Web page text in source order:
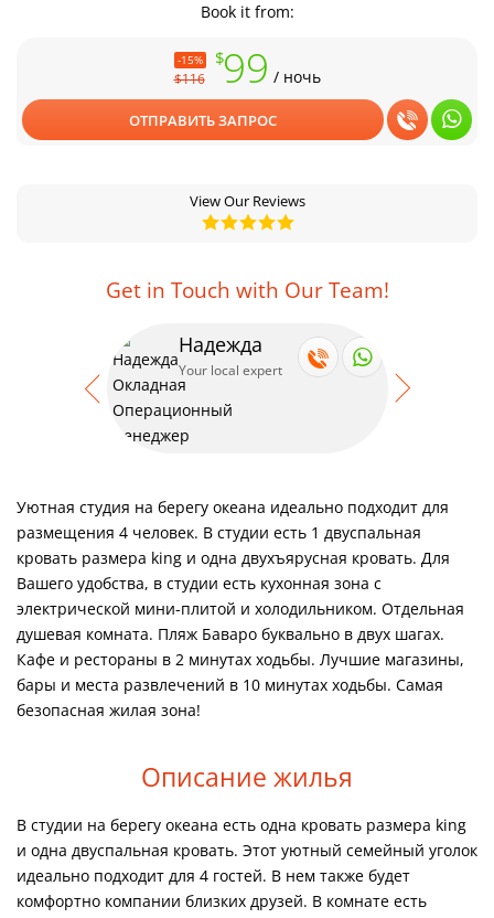
Book it from:
-15%
$116
$99 / ночь
ОТПРАВИТЬ ЗАПРОС
View Our Reviews
Get in Touch with Our Team!
Надежда
Your local expert
Уютная студия на берегу океана идеально подходит для
размещения 4 человек. В студии есть 1 двуспальная
кровать размера king и одна двухъярусная кровать. Для
Вашего удобства, в студии есть кухонная зона с
электрической мини-плитой и холодильником. Отдельная
душевая комната. Пляж Баваро буквально в двух шагах.
Кафе и рестораны в 2 минутах ходьбы. Лучшие магазины,
бары и места развлечений в 10 минутах ходьбы. Самая
безопасная жилая зона!
Описание жилья
В студии на берегу океана есть одна кровать размера king
и одна двуспальная кровать. Этот уютный семейный уголок
идеально подходит для 4 гостей. В нем также будет
комфортно компании близких друзей. В комнате есть